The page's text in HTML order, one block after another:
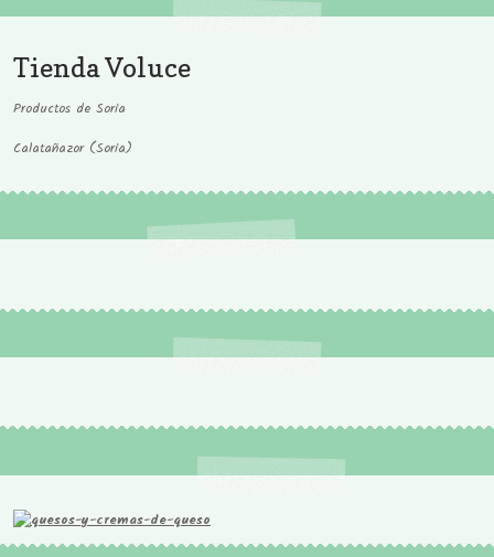
Tienda Voluce
Productos de Soria
Calatañazor (Soria)